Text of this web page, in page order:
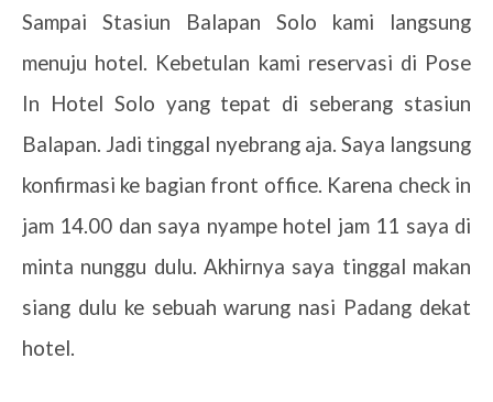
Sampai Stasiun Balapan Solo kami langsung
menuju hotel. Kebetulan kami reservasi di Pose
In Hotel Solo yang tepat di seberang stasiun
Balapan. Jadi tinggal nyebrang aja. Saya langsung
konfirmasi ke bagian front office. Karena check in
jam 14.00 dan saya nyampe hotel jam 11 saya di
minta nunggu dulu. Akhirnya saya tinggal makan
siang dulu ke sebuah warung nasi Padang dekat
hotel.